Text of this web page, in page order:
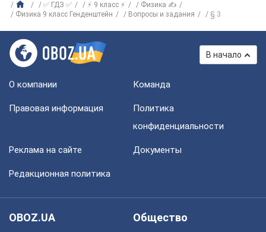
✅ ГДЗ ✅ ⚡ 9 класс ⚡
Физика ✍
Физика 9 класс Генденштейн
Вопросы и задания § 3
В начало
О компании Команда
Правовая информация
Политика
конфиденциальности
Реклама на сайте Документы
Редакционная политика
OBOZ.UA
Общество